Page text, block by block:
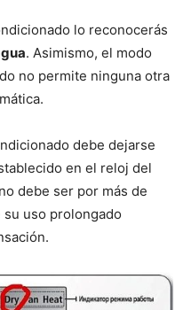
lo reconocerás
. Asimismo, el modo
no permite ninguna otra
debe dejarse
en el reloj del
debe ser por más de
su uso prolongado